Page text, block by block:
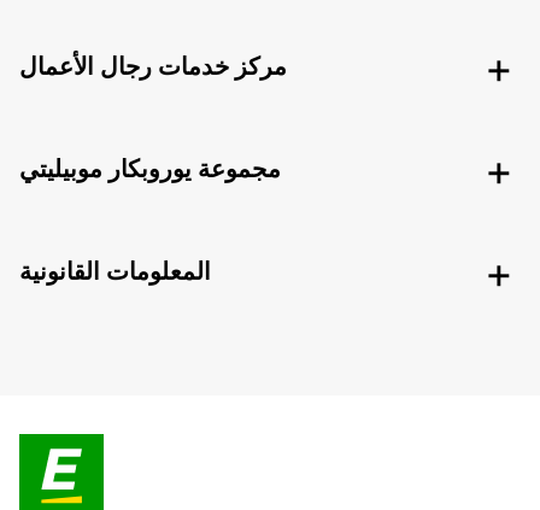
مركز خدمات رجال الأعمال
مجموعة يوروبكار موبيليتي
المعلومات القانونية